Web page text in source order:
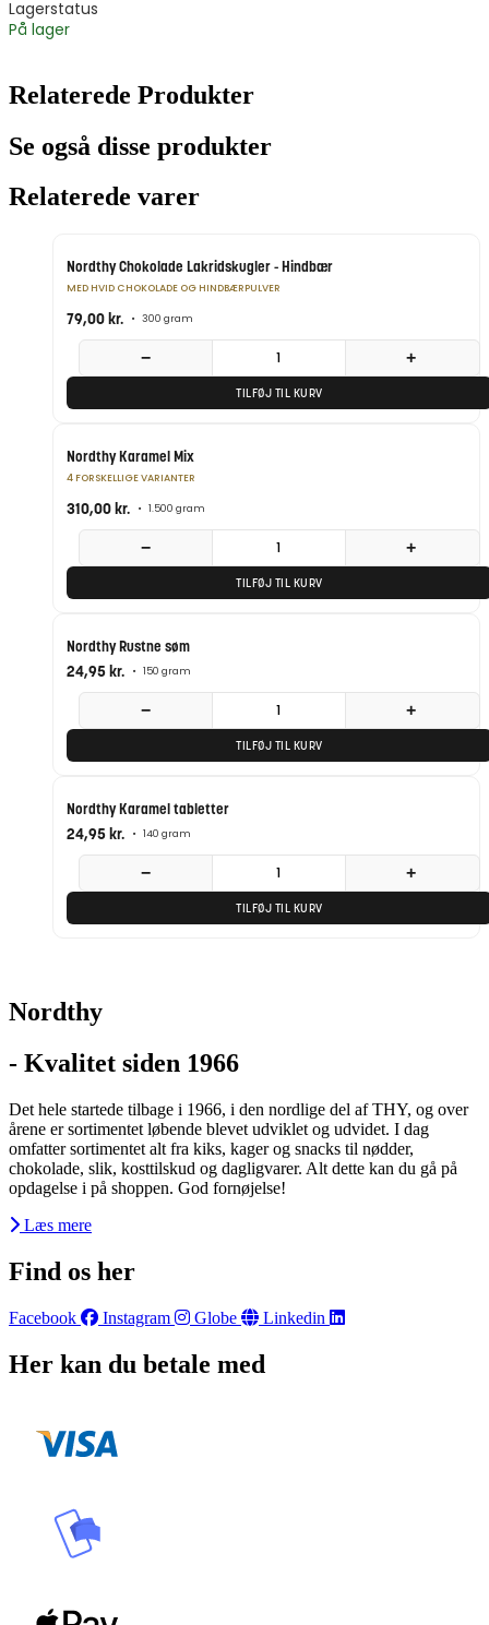
Lagerstatus
På lager
Relaterede Produkter
Se også disse produkter
Relaterede varer
Nordthy Chokolade Lakridskugler - Hindbær
MED HVID CHOKOLADE OG HINDBÆRPULVER
79,00 kr. • 300 gram
− +
TILFØJ TIL KURV
Nordthy Karamel Mix
4 FORSKELLIGE VARIANTER
310,00 kr. • 1.500 gram
− +
TILFØJ TIL KURV
Nordthy Rustne søm
24,95 kr. • 150 gram
− +
TILFØJ TIL KURV
Nordthy Karamel tabletter
24,95 kr. • 140 gram
− +
TILFØJ TIL KURV
Nordthy
- Kvalitet siden 1966
Det hele startede tilbage i 1966, i den nordlige del af THY, og over
årene er sortimentet løbende blevet udviklet og udvidet. I dag
omfatter sortimentet alt fra kiks, kager og snacks til nødder,
chokolade, slik, kosttilskud og dagligvarer. Alt dette kan du gå på
opdagelse i på shoppen. God fornøjelse!
Læs mere
Find os her
Facebook Instagram Globe Linkedin
Her kan du betale med